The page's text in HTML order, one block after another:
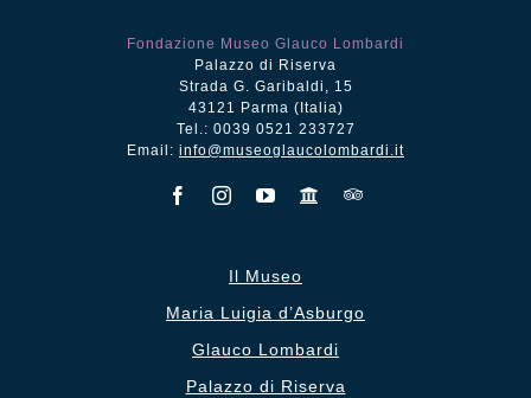
Fondazione Museo Glauco Lombardi
Palazzo di Riserva
Strada G. Garibaldi, 15
43121 Parma (Italia)
Tel.: 0039 0521 233727
Email: info@museoglaucolombardi.it
Il Museo
Maria Luigia d’Asburgo
Glauco Lombardi
Palazzo di Riserva